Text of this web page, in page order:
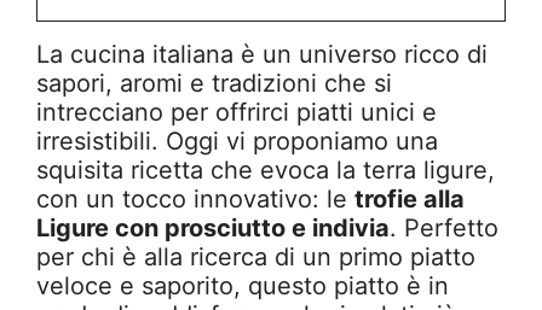
La cucina italiana è un universo ricco di
sapori, aromi e tradizioni che si
intrecciano per offrirci piatti unici e
irresistibili. Oggi vi proponiamo una
squisita ricetta che evoca la terra ligure,
con un tocco innovativo: le trofie alla
Ligure con prosciutto e indivia. Perfetto
per chi è alla ricerca di un primo piatto
veloce e saporito, questo piatto è in